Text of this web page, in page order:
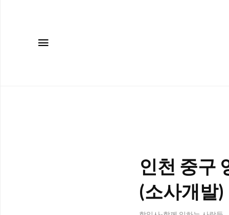
인천 중구
(소사개발)